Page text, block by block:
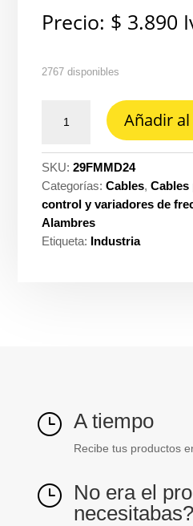
Precio: $ 3.890
2767 disponibles
optica
24H
armado
dielectrico
adss
ext
Añadir
SKU:29FMMD24
Categorías:Cables,Cables
control y variadores de
Alambres
Etiqueta: Industria
} A tiempo
Recibe tus productos
} No era el
necesitabas?